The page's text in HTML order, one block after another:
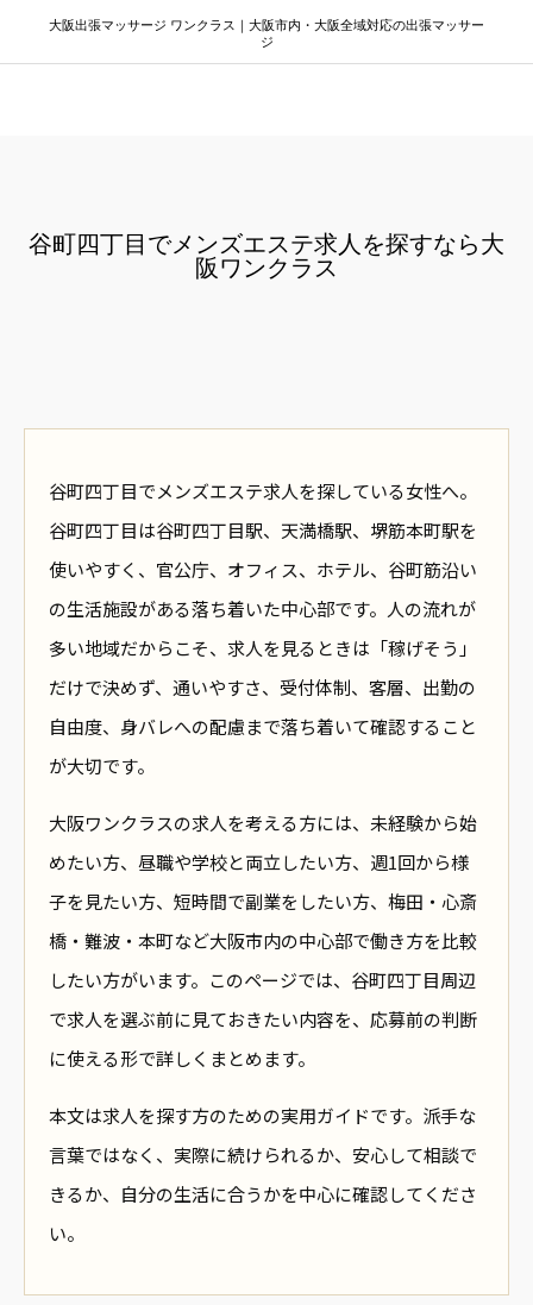
大阪出張マッサージ ワンクラス｜大阪市内・大阪全域対応の出張マッサー
ジ
谷町四丁目でメンズエステ求人を探すなら大
阪ワンクラス
谷町四丁目でメンズエステ求人を探している女性へ。
谷町四丁目は谷町四丁目駅、天満橋駅、堺筋本町駅を
使いやすく、官公庁、オフィス、ホテル、谷町筋沿い
の生活施設がある落ち着いた中心部です。人の流れが
多い地域だからこそ、求人を見るときは「稼げそう」
だけで決めず、通いやすさ、受付体制、客層、出勤の
自由度、身バレへの配慮まで落ち着いて確認すること
が大切です。
大阪ワンクラスの求人を考える方には、未経験から始
めたい方、昼職や学校と両立したい方、週1回から様
子を見たい方、短時間で副業をしたい方、梅田・心斎
橋・難波・本町など大阪市内の中心部で働き方を比較
したい方がいます。このページでは、谷町四丁目周辺
で求人を選ぶ前に見ておきたい内容を、応募前の判断
に使える形で詳しくまとめます。
本文は求人を探す方のための実用ガイドです。派手な
言葉ではなく、実際に続けられるか、安心して相談で
きるか、自分の生活に合うかを中心に確認してくださ
い。